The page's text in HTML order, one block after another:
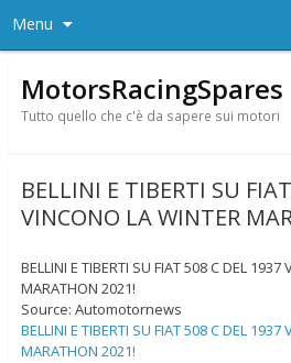
Menu
MotorsRacingSpares
Tutto quello che c'è da sapere sui motori
BELLINI E TIBERTI SU
VINCONO LA WINTER
BELLINI E TIBERTI SU FIAT 508 C DEL 1937
MARATHON 2021!
Source: Automotornews
BELLINI E TIBERTI SU FIAT 508 C DEL 1937
MARATHON 2021!